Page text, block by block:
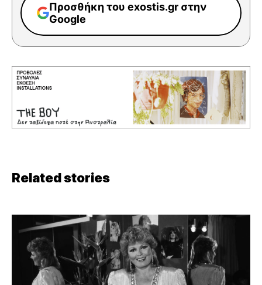
Προσθήκη του exostis.gr στην
Google
Related stories